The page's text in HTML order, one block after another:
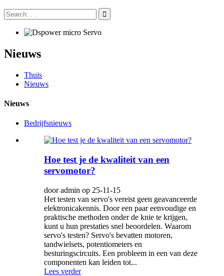
Nieuws
Thuis
Nieuws
Nieuws
Bedrijfsnieuws
Hoe test je de kwaliteit van een
servomotor?
door admin op 25-11-15
Het testen van servo's vereist geen geavanceerde
elektronicakennis. Door een paar eenvoudige en
praktische methoden onder de knie te krijgen,
kunt u hun prestaties snel beoordelen. Waarom
servo's testen? Servo's bevatten motoren,
tandwielsets, potentiometers en
besturingscircuits. Een probleem in een van deze
componenten kan leiden tot...
Lees verder